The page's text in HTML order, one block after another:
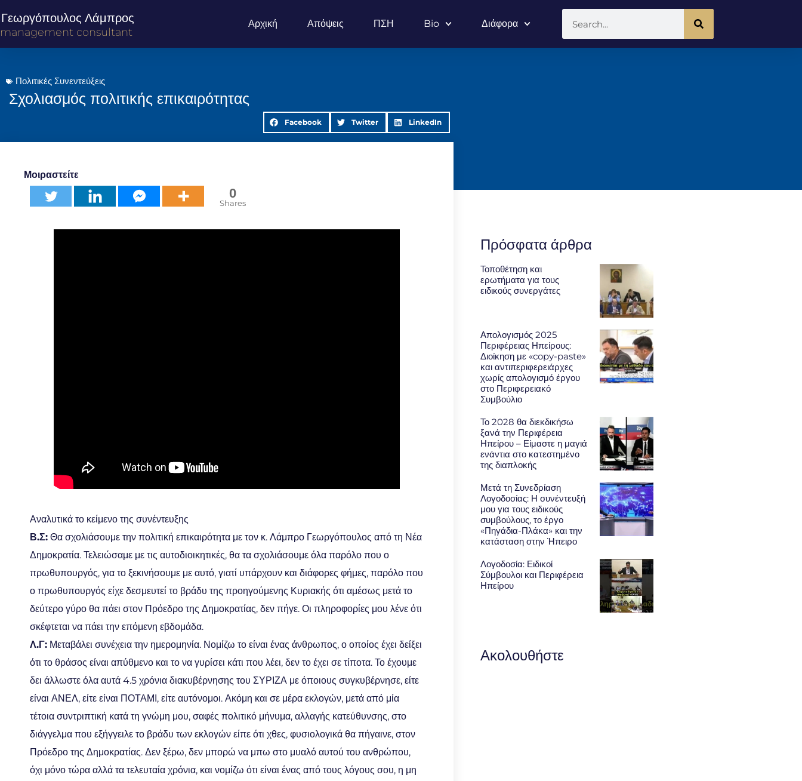
Γεωργόπουλος Λάμπρος
management consultant
Αρχική Απόψεις ΠΣΗ Bio Διάφορα
Πολιτικές Συνεντεύξεις
Σχολιασμός πολιτικής επικαιρότητας
Facebook Twitter LinkedIn
Μοιραστείτε
0
Shares
Αναλυτικά το κείμενο της συνέντευξης
Β.Σ: Θα σχολιάσουμε την πολιτική επικαιρότητα με τον κ. Λάμπρο Γεωργόπουλος από τη Νέα
Δημοκρατία. Τελειώσαμε με τις αυτοδιοικητικές, θα τα σχολιάσουμε όλα παρόλο που ο
πρωθυπουργός, για το ξεκινήσουμε με αυτό, γιατί υπάρχουν και διάφορες φήμες, παρόλο που
ο πρωθυπουργός είχε δεσμευτεί το βράδυ της προηγούμενης Κυριακής ότι αμέσως μετά το
δεύτερο γύρο θα πάει στον Πρόεδρο της Δημοκρατίας, δεν πήγε. Οι πληροφορίες μου λένε ότι
σκέφτεται να πάει την επόμενη εβδομάδα.
Λ.Γ: Μεταβάλει συνέχεια την ημερομηνία. Νομίζω το είναι ένας άνθρωπος, ο οποίος έχει δείξει
ότι το θράσος είναι απύθμενο και το να γυρίσει κάτι που λέει, δεν το έχει σε τίποτα. Το έχουμε
δει άλλωστε όλα αυτά 4.5 χρόνια διακυβέρνησης του ΣΥΡΙΖΑ με όποιους συγκυβέρνησε, είτε
είναι ΑΝΕΛ, είτε είναι ΠΟΤΑΜΙ, είτε αυτόνομοι. Ακόμη και σε μέρα εκλογών, μετά από μία
τέτοια συντριπτική κατά τη γνώμη μου, σαφές πολιτικό μήνυμα, αλλαγής κατεύθυνσης, στο
διάγγελμα που εξήγγειλε το βράδυ των εκλογών είπε ότι χθες, φυσιολογικά θα πήγαινε, στον
Πρόεδρο της Δημοκρατίας. Δεν ξέρω, δεν μπορώ να μπω στο μυαλό αυτού του ανθρώπου,
όχι μόνο τώρα αλλά τα τελευταία χρόνια, και νομίζω ότι είναι ένας από τους λόγους σου, η μη
Πρόσφατα άρθρα
Τοποθέτηση και
ερωτήματα για τους
ειδικούς συνεργάτες
Απολογισμός 2025
Περιφέρειας Ηπείρους:
Διοίκηση με «copy-paste»
και αντιπεριφερειάρχες
χωρίς απολογισμό έργου
στο Περιφερειακό
Συμβούλιο
Το 2028 θα διεκδικήσω
ξανά την Περιφέρεια
Ηπείρου – Είμαστε η μαγιά
ενάντια στο κατεστημένο
της διαπλοκής
Μετά τη Συνεδρίαση
Λογοδοσίας: Η συνέντευξή
μου για τους ειδικούς
συμβούλους, το έργο
«Πηγάδια-Πλάκα» και την
κατάσταση στην Ήπειρο
Λογοδοσία: Ειδικοί
Σύμβουλοι και Περιφέρεια
Ηπείρου
Ακολουθήστε